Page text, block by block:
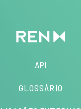
API
GLOSSÁRIO